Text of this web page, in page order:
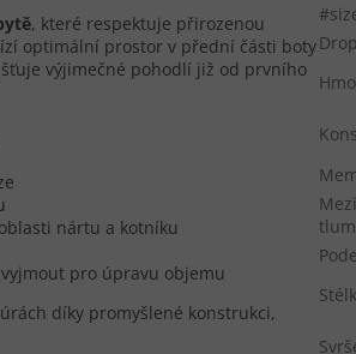
, které respektuje přirozenou
optimální prostor v přední části boty
výjimečné pohodlí již od prvního
nártu a kotníku
pro úpravu objemu
díky promyšlené konstrukci,